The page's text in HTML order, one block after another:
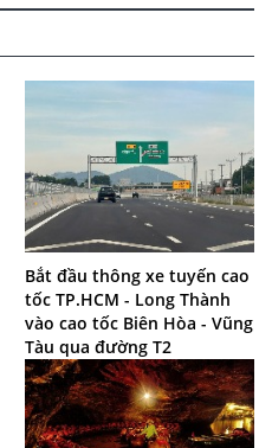
Bắt đầu thông xe tuyến cao
tốc TP.HCM - Long Thành
vào cao tốc Biên Hòa - Vũng
Tàu qua đường T2